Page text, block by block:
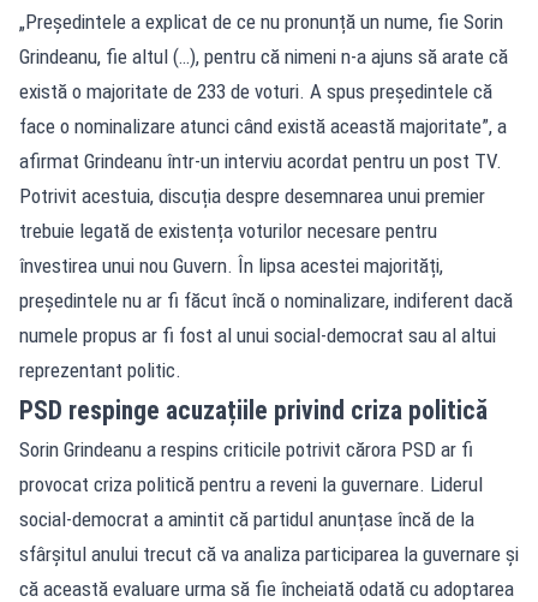
„Președintele a explicat de ce nu pronunță un nume, fie Sorin
Grindeanu, fie altul (…), pentru că nimeni n-a ajuns să arate că
există o majoritate de 233 de voturi. A spus președintele că
face o nominalizare atunci când există această majoritate”, a
afirmat Grindeanu într-un interviu acordat pentru un post TV.
Potrivit acestuia, discuția despre desemnarea unui premier
trebuie legată de existența voturilor necesare pentru
învestirea unui nou Guvern. În lipsa acestei majorități,
președintele nu ar fi făcut încă o nominalizare, indiferent dacă
numele propus ar fi fost al unui social-democrat sau al altui
reprezentant politic.
PSD respinge acuzațiile privind criza politică
Sorin Grindeanu a respins criticile potrivit cărora PSD ar fi
provocat criza politică pentru a reveni la guvernare. Liderul
social-democrat a amintit că partidul anunțase încă de la
sfârșitul anului trecut că va analiza participarea la guvernare și
că această evaluare urma să fie încheiată odată cu adoptarea